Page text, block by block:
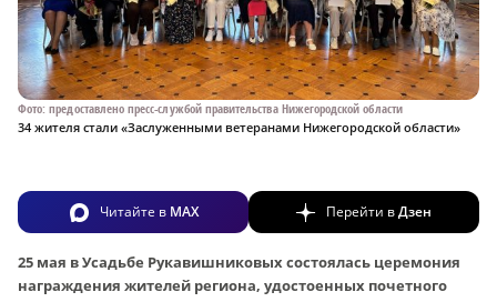
Фото: предоставлено пресс-службой правительства Нижегородской области
34 жителя стали «Заслуженными ветеранами Нижегородской области»
Читайте в MAX Перейти вДзен
25 мая в Усадьбе Рукавишниковых состоялась церемония
награждения жителей региона, удостоенных почетного